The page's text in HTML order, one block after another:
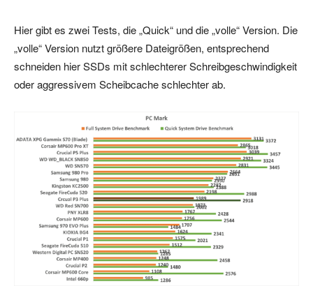
Hier gibt es zwei Tests, die „Quick“ und die „volle“ Version. Die
„volle“ Version nutzt größere Dateigrößen, entsprechend
schneiden hier SSDs mit schlechterer Schreibgeschwindigkeit
oder aggressivem Scheibcache schlechter ab.